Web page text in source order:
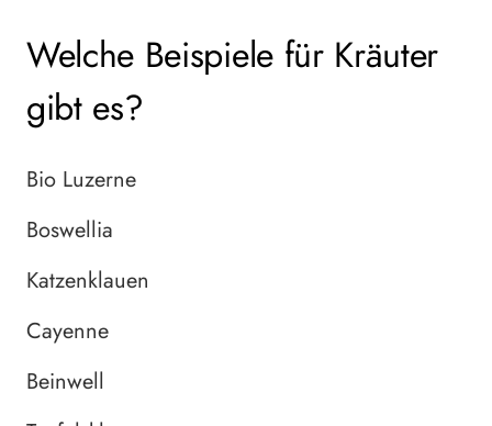
Welche Beispiele für Kräuter
gibt es?
Bio Luzerne
Boswellia
Katzenklauen
Cayenne
Beinwell